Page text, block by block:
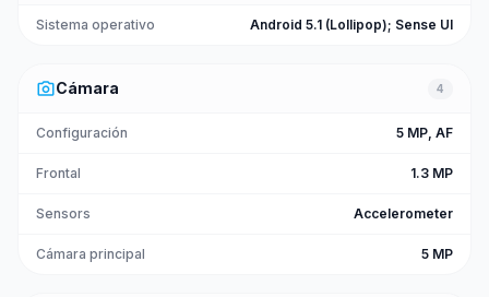
Sistema operativo Android 5.1 (Lollipop); Sense UI
photo_cameraCámara 4
Configuración 5 MP, AF
Frontal 1.3 MP
Sensors Accelerometer
Cámara principal 5 MP